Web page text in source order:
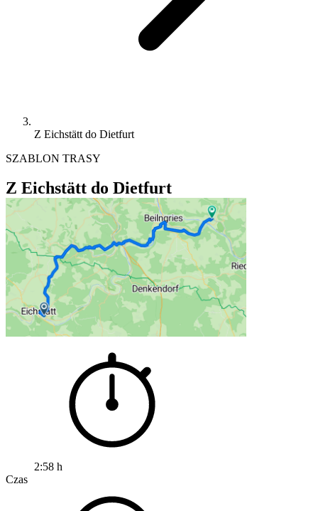
Z Eichstätt do Dietfurt
SZABLON TRASY
Z Eichstätt do Dietfurt
2:58 h
Czas